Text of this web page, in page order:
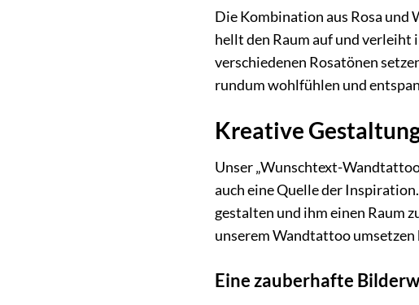
Die Kombination aus Rosa und
hellt den Raum auf und verleiht
verschiedenen Rosatönen
rundum wohlfühlen und
Kreative
Unser „Wunschtext-
auch eine Quelle der
gestalten und ihm einen Raum
unserem Wandtattoo umsetzen
Eine zauberhafte